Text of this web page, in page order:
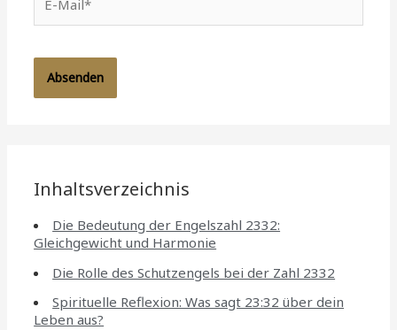
Mail*
Inhaltsverzeichnis
Die Bedeutung der Engelszahl 2332:
Gleichgewicht und Harmonie
Die Rolle des Schutzengels bei der Zahl 2332
Spirituelle Reflexion: Was sagt 23:32 über dein
Leben aus?